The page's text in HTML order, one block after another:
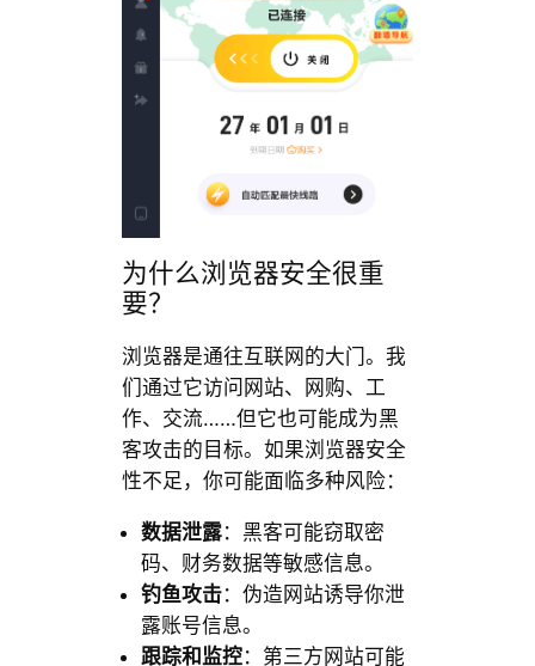
为什么浏览器安全很重
要？
浏览器是通往互联网的大门。我
们通过它访问网站、网购、工
作、交流……但它也可能成为黑
客攻击的目标。如果浏览器安全
性不足，你可能面临多种风险：
数据泄露：黑客可能窃取密
码、财务数据等敏感信息。
钓鱼攻击：伪造网站诱导你泄
露账号信息。
跟踪和监控：第三方网站可能